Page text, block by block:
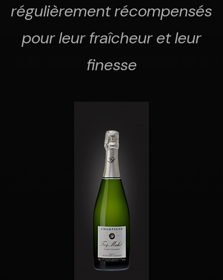
régulièrement récompensés
pour leur fraîcheur et leur
finesse